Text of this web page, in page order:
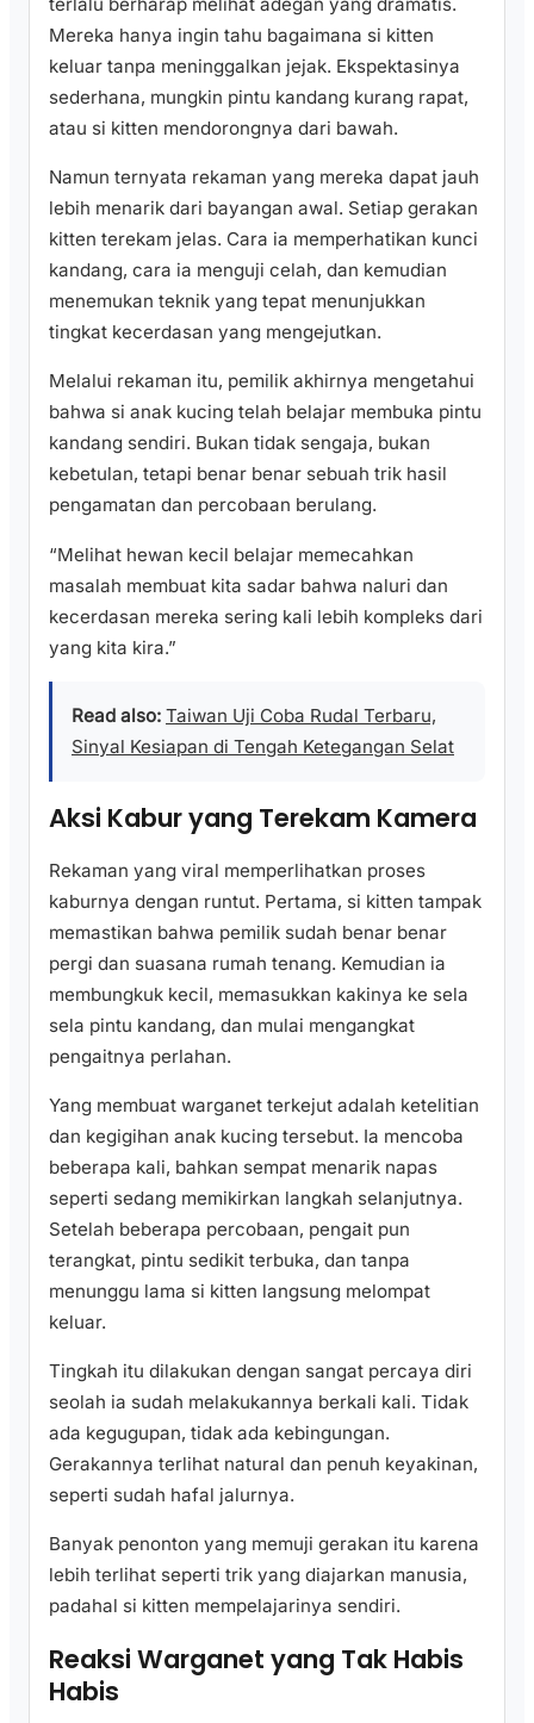
Mereka hanya ingin tahu bagaimana si kitten
keluar tanpa meninggalkan jejak. Ekspektasinya
sederhana, mungkin pintu kandang kurang rapat,
atau si kitten mendorongnya dari bawah.
Namun ternyata rekaman yang mereka dapat jauh
lebih menarik dari bayangan awal. Setiap gerakan
kitten terekam jelas. Cara ia memperhatikan kunci
kandang, cara ia menguji celah, dan kemudian
menemukan teknik yang tepat menunjukkan
tingkat kecerdasan yang mengejutkan.
Melalui rekaman itu, pemilik akhirnya mengetahui
bahwa si anak kucing telah belajar membuka pintu
kandang sendiri. Bukan tidak sengaja, bukan
kebetulan, tetapi benar benar sebuah trik hasil
pengamatan dan percobaan berulang.
“Melihat hewan kecil belajar memecahkan
masalah membuat kita sadar bahwa naluri dan
kecerdasan mereka sering kali lebih kompleks dari
yang kita kira.”
Read also: Taiwan Uji Coba Rudal Terbaru,
Sinyal Kesiapan di Tengah Ketegangan Selat
Aksi Kabur yang Terekam Kamera
Rekaman yang viral memperlihatkan proses
kaburnya dengan runtut. Pertama, si kitten tampak
memastikan bahwa pemilik sudah benar benar
pergi dan suasana rumah tenang. Kemudian ia
membungkuk kecil, memasukkan kakinya ke sela
sela pintu kandang, dan mulai mengangkat
pengaitnya perlahan.
Yang membuat warganet terkejut adalah ketelitian
dan kegigihan anak kucing tersebut. Ia mencoba
beberapa kali, bahkan sempat menarik napas
seperti sedang memikirkan langkah selanjutnya.
Setelah beberapa percobaan, pengait pun
terangkat, pintu sedikit terbuka, dan tanpa
menunggu lama si kitten langsung melompat
keluar.
Tingkah itu dilakukan dengan sangat percaya diri
seolah ia sudah melakukannya berkali kali. Tidak
ada kegugupan, tidak ada kebingungan.
Gerakannya terlihat natural dan penuh keyakinan,
seperti sudah hafal jalurnya.
Banyak penonton yang memuji gerakan itu karena
lebih terlihat seperti trik yang diajarkan manusia,
padahal si kitten mempelajarinya sendiri.
Reaksi Warganet yang Tak Habis
Habis